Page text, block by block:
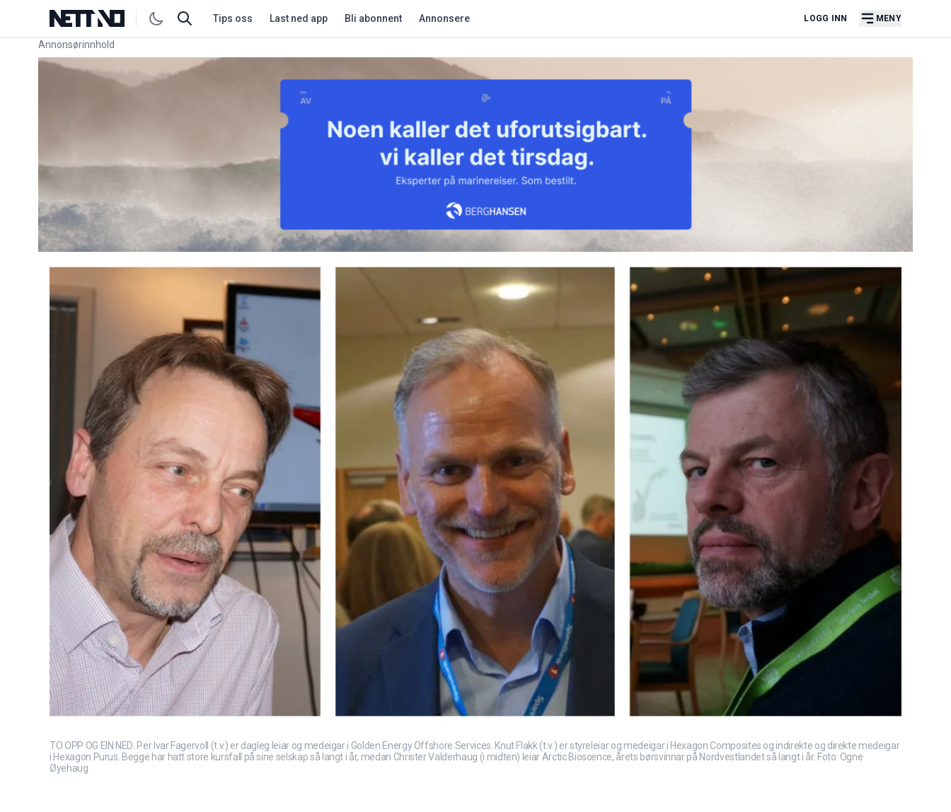
Tips oss Last ned app Bli abonnent Annonsere LOGG INN MENY
Annonsørinnhold
Link for annonse
TO OPP OG EIN NED: Per Ivar Fagervoll (t.v.) er dagleg leiar og medeigar i Golden Energy Offshore Services. Knut Flakk (t.v.) er styreleiar og medeigar i Hexagon Composites og indirekte og direkte medeigar
i Hexagon Purus. Begge har hatt store kursfall på sine selskap så langt i år, medan Christer Valderhaug (i midten) leiar Arctic Bioscence, årets børsvinnar på Nordvestlandet så langt i år. Foto: Ogne
Øyehaug